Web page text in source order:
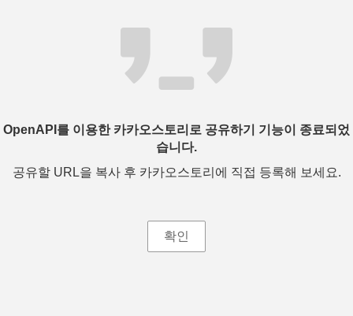
OpenAPI를 이용한 카카오스토리로 공유하기 기능이 종료되었
습니다.
공유할 URL을 복사 후 카카오스토리에 직접 등록해 보세요.
확인